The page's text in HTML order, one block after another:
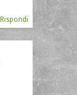
Rispondi